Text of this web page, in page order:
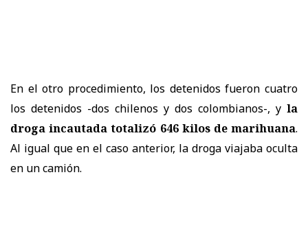
En el otro procedimiento, los detenidos fueron cuatro
los detenidos -dos chilenos y dos colombianos-, y la
droga incautada totalizó 646 kilos de marihuana.
Al igual que en el caso anterior, la droga viajaba oculta
en un camión.